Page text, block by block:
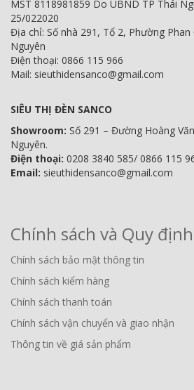
MST 8118981859 Do UBND TP Thái
25/022020
Địa chỉ: Số nhà 291, Tổ 2, Phường
Nguyên
Điện thoại: 0866 115 966
Mail: sieuthidensanco@gmail.com
SIÊU THỊ ĐÈN SANCO
Showroom: Số 291 – Đường Hoàng
Nguyên.
Điện thoại: 0208 3840 585/ 0866 115
Email: sieuthidensanco@gmail.com
Chính sách và Quy định
Chính sách bảo mật thông tin
Chính sách kiểm hàng
Chính sách thanh toán
Chính sách vận chuyển và giao nhận
Thông tin về giá sản phẩm